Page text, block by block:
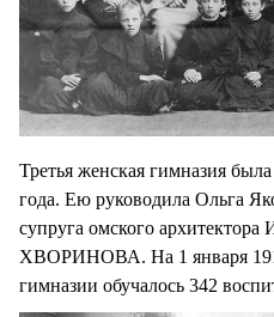
Третья женская гимназия
года. Ею руководила Ольга
супруга омского архитектора
ХВОРИНОВА. На 1 января
гимназии обучалось 342